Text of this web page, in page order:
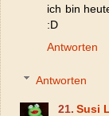
ich bin
:D
Antworten
Antworten
Susi